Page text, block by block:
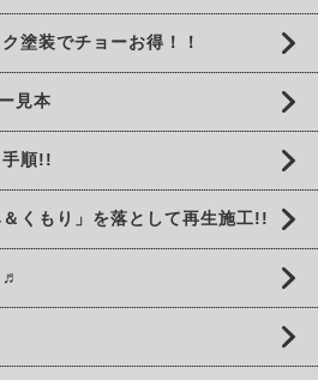
塗装でチョーお得！！
見本
手順!!
くもり」を落として再生施工!!
♬